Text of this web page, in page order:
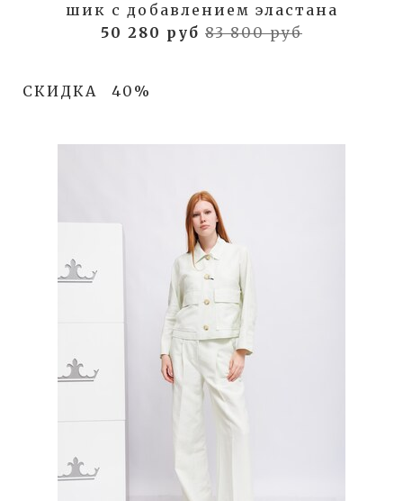
шик с добавлением эластана
50 280 руб 83 800 руб
СКИДКА 40%